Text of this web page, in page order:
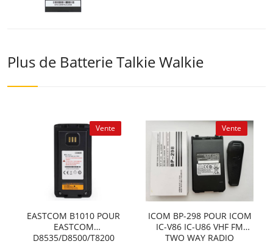
Plus de Batterie Talkie Walkie
Vente
EASTCOM B1010 POUR
EASTCOM
D8535/D8500/T8200
Vente
ICOM BP-298 POUR ICOM
IC-V86 IC-U86 VHF FM
TWO WAY RADIO